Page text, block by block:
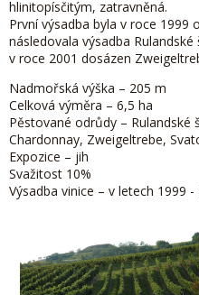
hlinitopísčitým, zatravněná.
První výsadba byla v roce 1999
následovala výsadba
v roce 2001 dosázen
Nadmořská výška – 205 m
Celková výměra – 6,5 ha
Pěstované odrůdy – Rulandské
Chardonnay, Zweigeltrebe,
Expozice – jih
Svažitost 10%
Výsadba vinice – v letech 1999 -